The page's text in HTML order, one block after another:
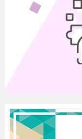
також
Середньовіччя.
2.
розпочали
столітті
між двома
століття вони
варварства до
втрачені та